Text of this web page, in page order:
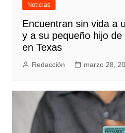
Noticias
Encuentran sin vida a
y a su pequeño hijo
en Texas
Redacción marzo 28,